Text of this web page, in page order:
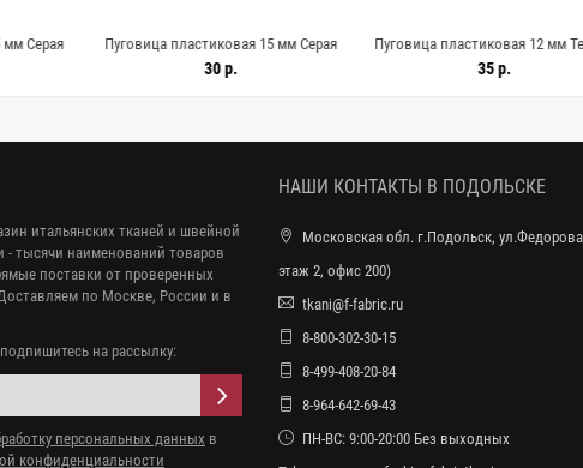
мм Серая
Пуговица пластиковая 15 мм Серая
(Е-3) 9062676
30 р.
Пуговица пластиковая 12 мм
серая (Е-3) 9062675
35 р.
итальянских тканей и швейной
- тысячи наименований товаров
поставки от проверенных
по Москве, России и в
на рассылку:
персональных данных в
конфиденциальности
НАШИ КОНТАКТЫ В ПОДОЛЬСКЕ
Московская обл. г.Подольск,
этаж 2, офис 200)
tkani@f-fabric.ru
8-800-302-30-15
8-499-408-20-84
8-964-642-69-43
ПН-ВС: 9:00-20:00 Без выходных